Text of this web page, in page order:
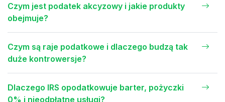
Czym jest podatek akcyzowy i jakie produkty
obejmuje?
Czym są raje podatkowe i dlaczego budzą tak
duże kontrowersje?
Dlaczego IRS opodatkowuje barter, pożyczki
0% i nieodpłatne usługi?